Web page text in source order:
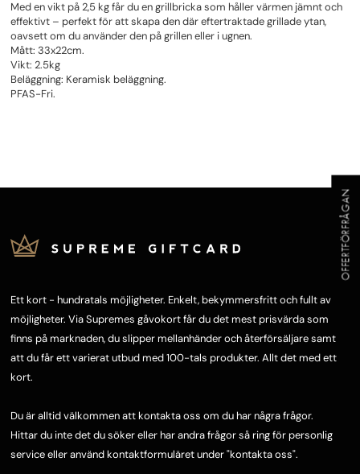
Med en vikt på 2,5 kg får du en grillbricka som håller värmen jämnt och
effektivt – perfekt för att skapa den där eftertraktade grillade ytan,
oavsett om du använder den på grillen eller i ugnen.
Mått: 33x22cm.
Vikt: 2.5kg
Beläggning: Keramisk beläggning.
PFAS-Fri.
Ett kort - hundratals möjligheter. Enkelt, bekymmersfritt och fullt av
möjligheter. Via Supremes gåvokort får du det mest prisvärda som
finns på marknaden, du slipper mellanhänder och återförsäljare samt
att du får ett varierat utbud med 100-tals produkter. Allt det med ett
kort.
Du är alltid välkommen att kontakta oss om du har några frågor.
Hittar du inte det du söker eller har andra frågor så ring för personlig
service eller använd kontaktformuläret under "kontakta oss".
OFFERTFÖRFRÅGAN